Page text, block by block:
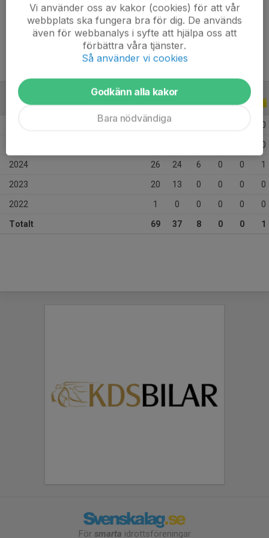
Längd
180 cm
70 kg
ALLA SERIER ALLA ÅR
9 0
0
2024 26 24 6 0 0 1
2023 20 13 0 0 0 0
2022 1 0 0 0 0 0
Totalt 69 37 8 0 0 1
För smarta idrottsföreningar
Vi använder oss av kakor (cookies) för att vår
webbplats ska fungera bra för dig. De används
även för webbanalys i syfte att hjälpa oss att
förbättra våra tjänster.
Så använder vi cookies
Godkänn alla kakor
Bara nödvändiga